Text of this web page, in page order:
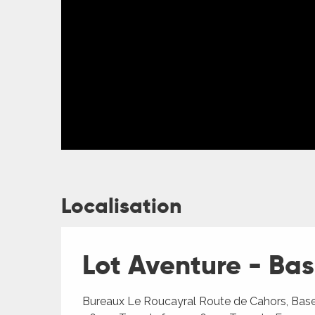
Localisation
Lot Aventure -
Bureaux Le Roucayral Route de Cahors,